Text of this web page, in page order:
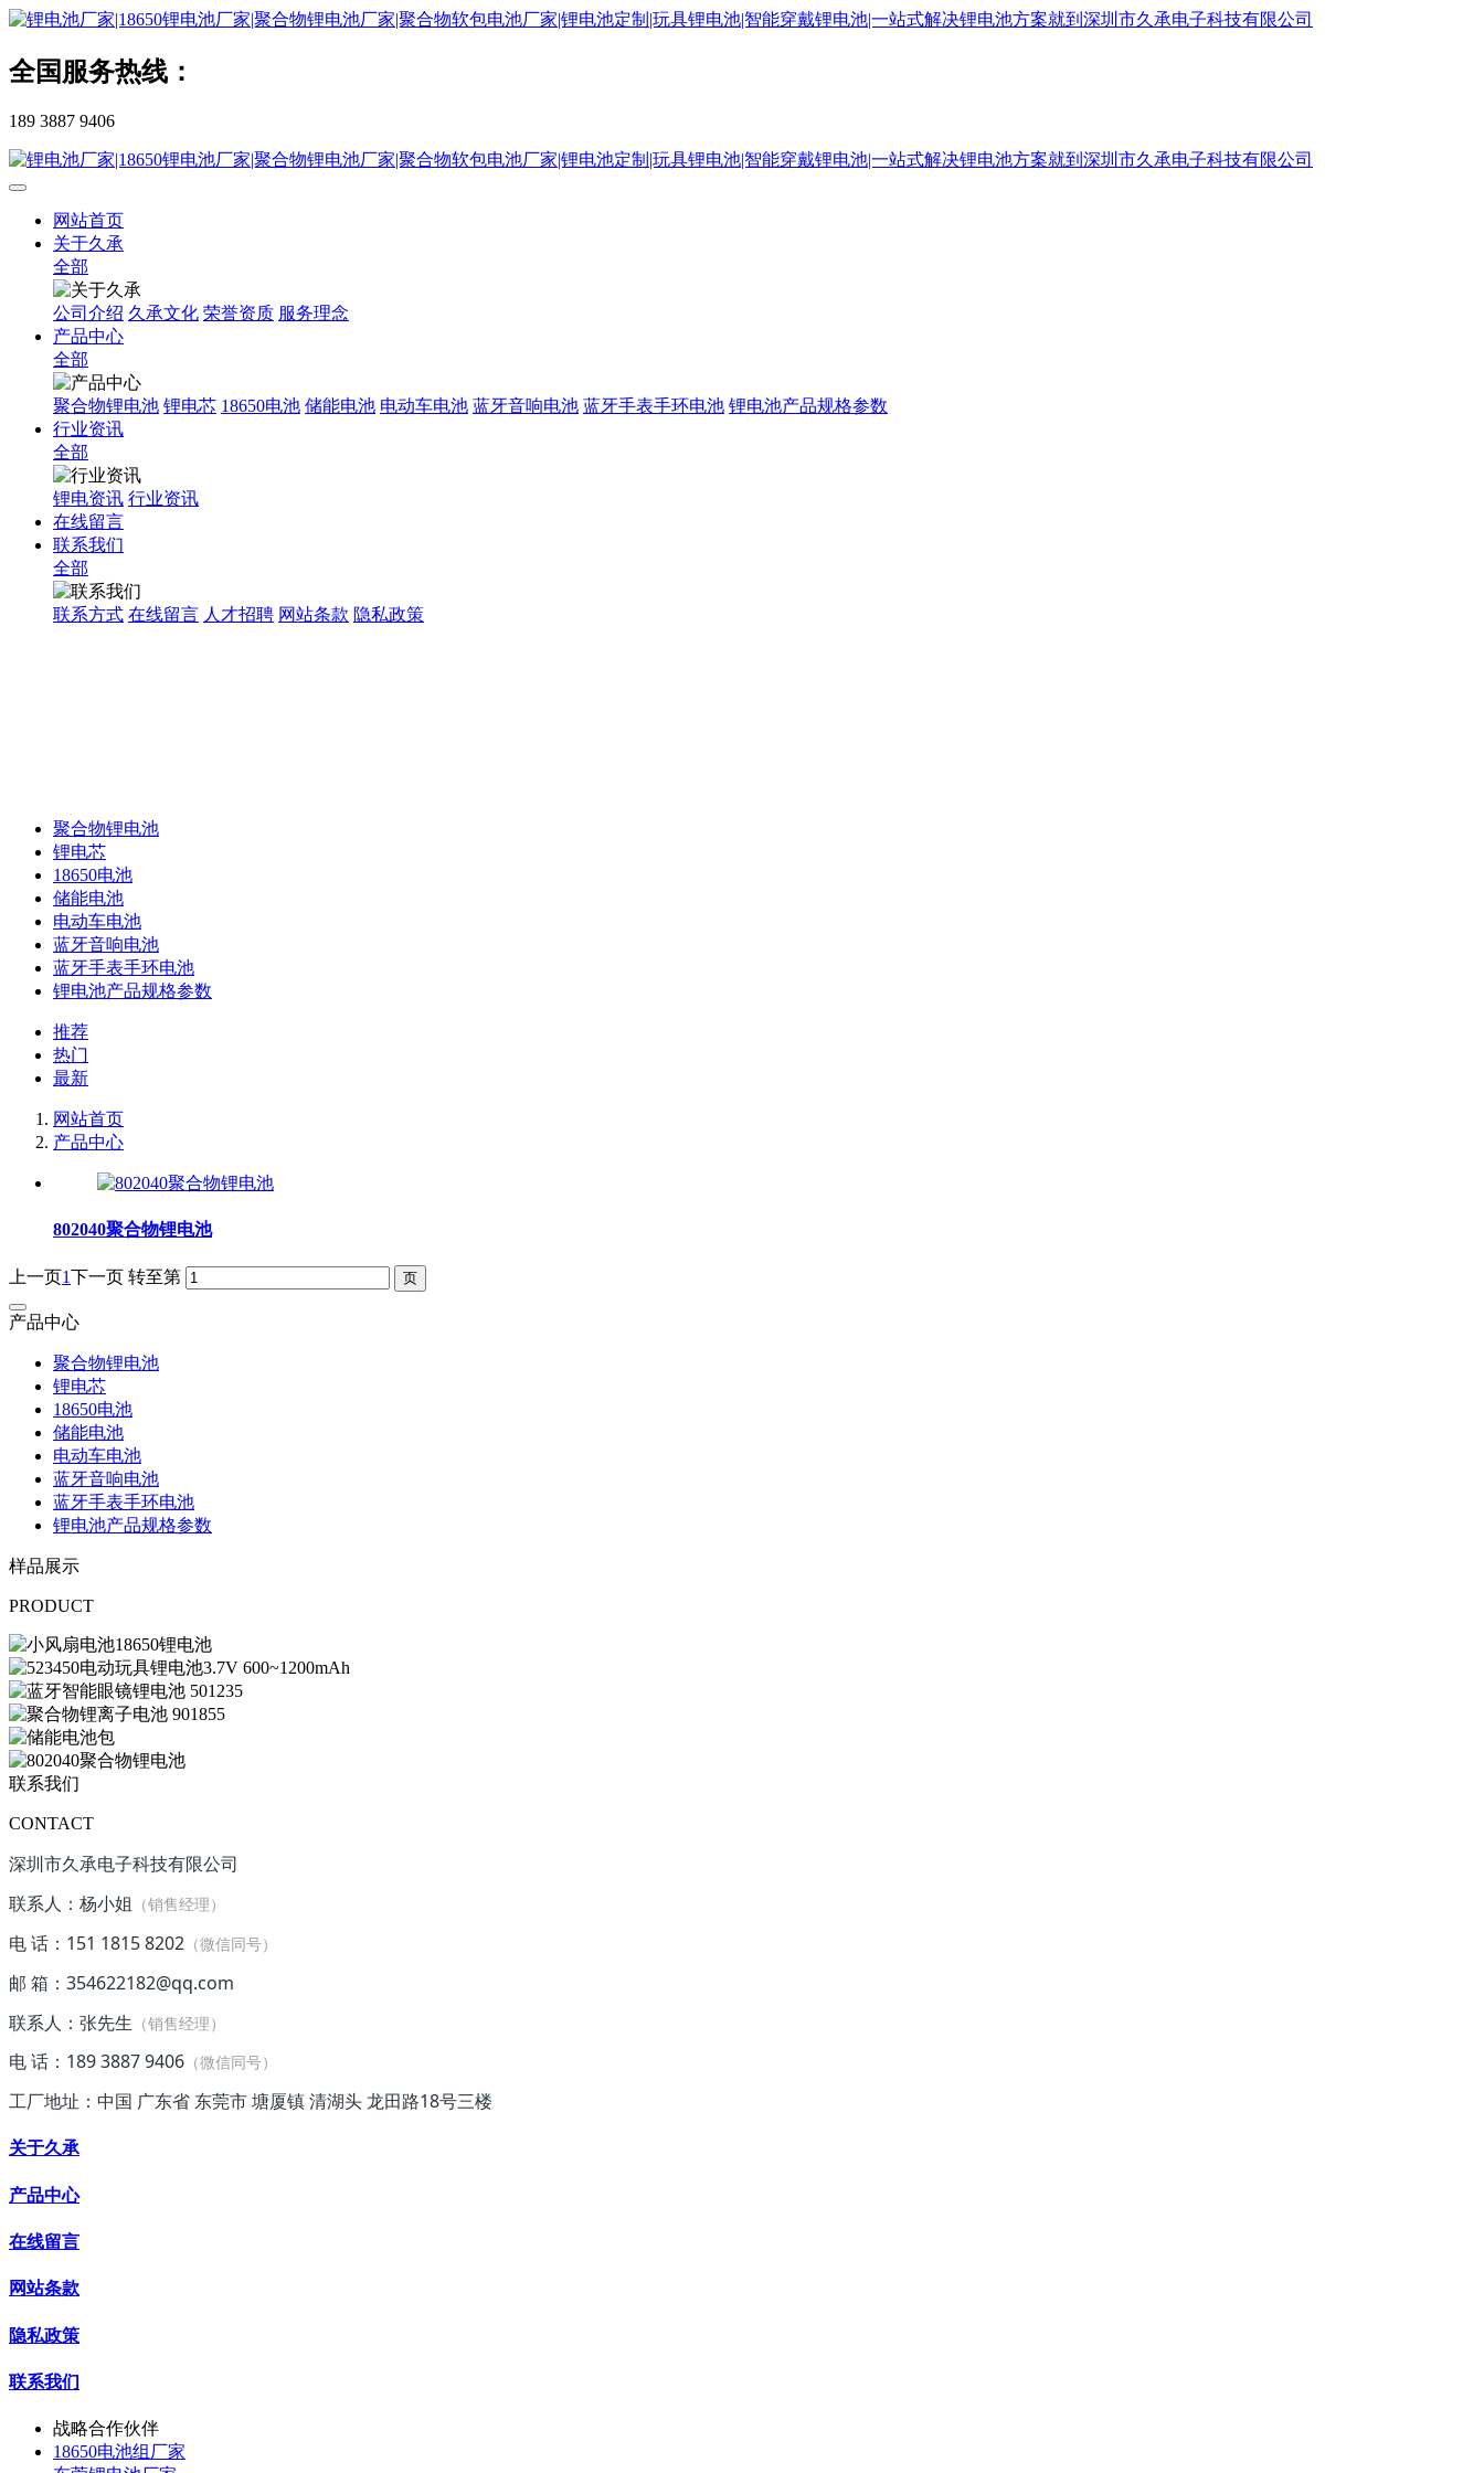
全国服务热线：
189 3887 9406
网站首页
关于久承
全部
公司介绍 久承文化 荣誉资质 服务理念
产品中心
全部
聚合物锂电池 锂电芯 18650电池 储能电池 电动车电池 蓝牙音响电池 蓝牙手表手环电池 锂电池产品规格参数
行业资讯
全部
锂电资讯 行业资讯
在线留言
联系我们
全部
联系方式 在线留言 人才招聘 网站条款 隐私政策
聚合物锂电池
锂电芯
18650电池
储能电池
电动车电池
蓝牙音响电池
蓝牙手表手环电池
锂电池产品规格参数
推荐
热门
最新
网站首页
产品中心
802040聚合物锂电池
上一页1下一页 转至第
产品中心
聚合物锂电池
锂电芯
18650电池
储能电池
电动车电池
蓝牙音响电池
蓝牙手表手环电池
锂电池产品规格参数
样品展示
PRODUCT
联系我们
CONTACT
深圳市久承电子科技有限公司
联系人：杨小姐 （销售经理）
电 话：151 1815 8202 （微信同号）
邮 箱：354622182@qq.com
联系人：张先生 （销售经理）
电 话：189 3887 9406 （微信同号）
工厂地址：中国 广东省 东莞市 塘厦镇 清湖头 龙田路18号三楼
关于久承
产品中心
在线留言
网站条款
隐私政策
联系我们
战略合作伙伴
18650电池组厂家